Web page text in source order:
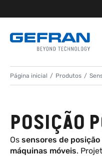
Página inicial Produtos
POSIÇÃO
Os sensores de
máquinas móveis.